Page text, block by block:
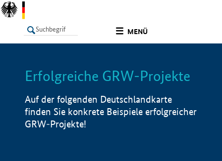
MENÜ
LISTE Info
Erfolgreiche GRW-Projekte
Auf der folgenden Deutschlandkarte
finden Sie konkrete Beispiele erfolgreicher
GRW-Projekte!